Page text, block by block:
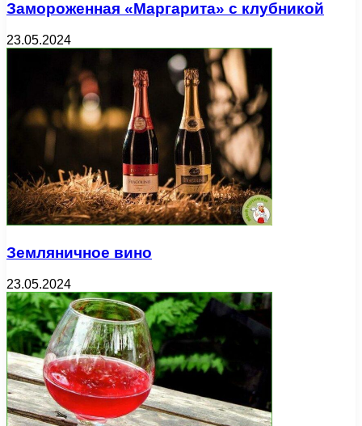
Замороженная «Маргарита» с клубникой
23.05.2024
Земляничное вино
23.05.2024